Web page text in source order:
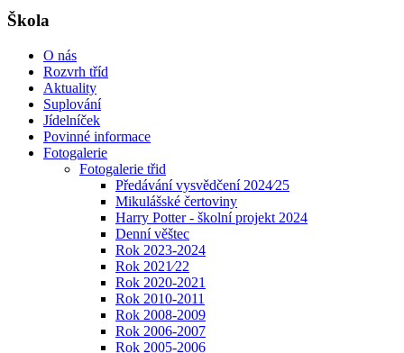
Škola
O nás
Rozvrh tříd
Aktuality
Suplování
Jídelníček
Povinné informace
Fotogalerie
Fotogalerie třid
Předávání vysvědčení 2024⁄25
Mikulášské čertoviny
Harry Potter - školní projekt 2024
Denní věštec
Rok 2023-2024
Rok 2021⁄22
Rok 2020-2021
Rok 2010-2011
Rok 2008-2009
Rok 2006-2007
Rok 2005-2006